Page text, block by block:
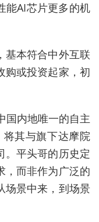
能AI芯片更多的机
基本符合中外互联
购或投资起家，初
国内地唯一的自主
将其与旗下达摩院
。平头哥的历史定
，而非作为广泛的
场景中来，到场景